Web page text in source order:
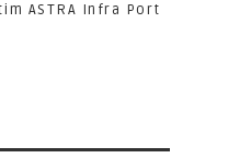
ASTRA Infra Port